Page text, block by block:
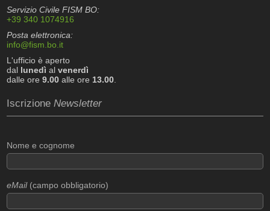
Servizio Civile FISM BO:
+39 340 1074916
Posta elettronica:
info@fism.bo.it
L'ufficio è aperto
dal lunedì alvenerdì
dalle ore9.00 alle ore 13.00.
IscrizioneNewsletter
Nome e cognome
eMail(campo obbligatorio)